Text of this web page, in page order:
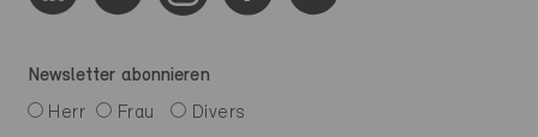
Newsletter abonnieren
Herr
Frau Divers